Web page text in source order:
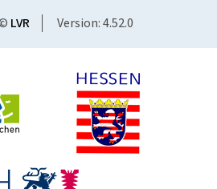
LVR Version: 4.52.0